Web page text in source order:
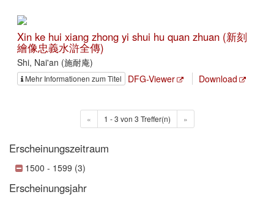
Xin ke hui xiang zhong yi shui hu quan zhuan (新刻
繪像忠義水滸全傳)
Shi, Nai'an (施耐庵)
Mehr Informationen zum Titel DFG-Viewer Download
« 1 - 3 von 3 Treffer(n) »
Erscheinungszeitraum
1500 - 1599 (3)
Erscheinungsjahr